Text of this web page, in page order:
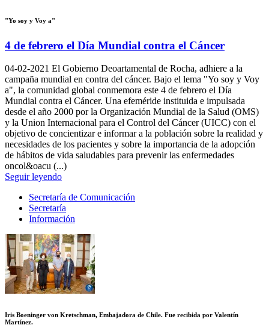
"Yo soy y Voy a"
4 de febrero el Día Mundial contra el Cáncer
04-02-2021 El Gobierno Deoartamental de Rocha, adhiere a la
campaña mundial en contra del cáncer. Bajo el lema "Yo soy y Voy
a", la comunidad global conmemora este 4 de febrero el Día
Mundial contra el Cáncer. Una efeméride instituida e impulsada
desde el año 2000 por la Organización Mundial de la Salud (OMS)
y la Union Internacional para el Control del Cáncer (UICC) con el
objetivo de concientizar e informar a la población sobre la realidad y
necesidades de los pacientes y sobre la importancia de la adopción
de hábitos de vida saludables para prevenir las enfermedades
oncol&oacu (...)
Seguir leyendo
Secretaría de Comunicación
Secretaría
Información
Iris Boeninger von Kretschman, Embajadora de Chile. Fue recibida por Valentín
Martínez.